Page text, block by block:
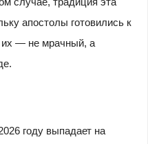
апостолы готовились к
их — не мрачный, а
году выпадает на